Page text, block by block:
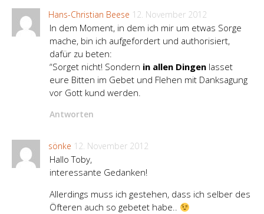
Hans-Christian Beese 12. November 2012
In dem Moment, in dem ich mir um etwas Sorge
mache, bin ich aufgefordert und authorisiert,
dafür zu beten:
“Sorget nicht! Sondern in allen Dingen lasset
eure Bitten im Gebet und Flehen mit Danksagung
vor Gott kund werden.
Antworten
sönke 12. November 2012
Hallo Toby,
interessante Gedanken!
Allerdings muss ich gestehen, dass ich selber des
Öfteren auch so gebetet habe..